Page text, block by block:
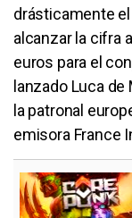
drásticamente
alcanzar la cifra
euros para el
lanzado Luca de
la patronal
emisora France